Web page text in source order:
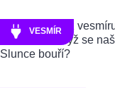
VESMÍR